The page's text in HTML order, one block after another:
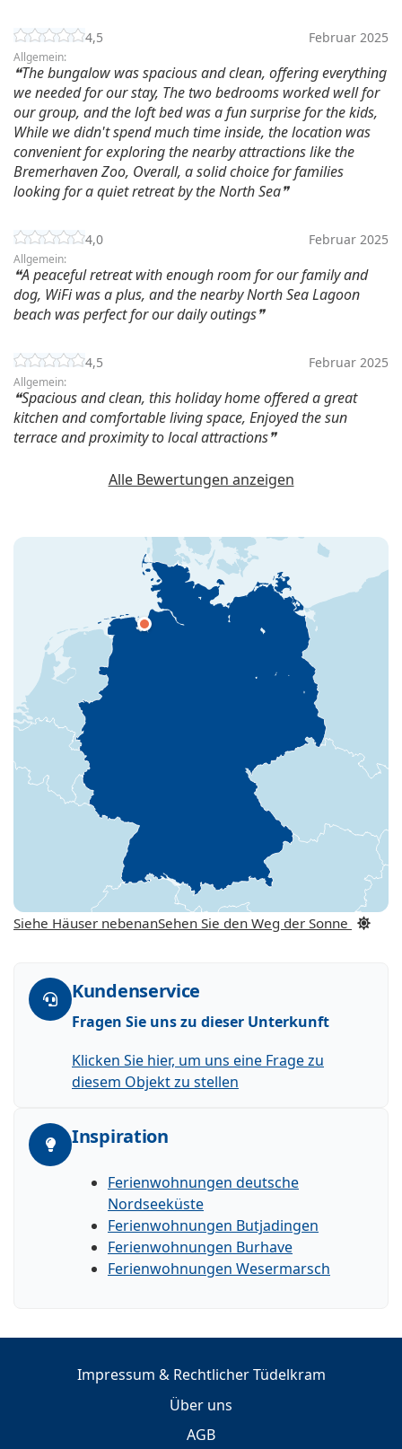
4,5 Februar 2025
Allgemein:
The bungalow was spacious and clean, offering everything
we needed for our stay, The two bedrooms worked well for
our group, and the loft bed was a fun surprise for the kids,
While we didn't spend much time inside, the location was
convenient for exploring the nearby attractions like the
Bremerhaven Zoo, Overall, a solid choice for families
looking for a quiet retreat by the North Sea
4,0 Februar 2025
Allgemein:
A peaceful retreat with enough room for our family and
dog, WiFi was a plus, and the nearby North Sea Lagoon
beach was perfect for our daily outings
4,5 Februar 2025
Allgemein:
Spacious and clean, this holiday home offered a great
kitchen and comfortable living space, Enjoyed the sun
terrace and proximity to local attractions
Alle Bewertungen anzeigen
Siehe Häuser nebenanSehen Sie den Weg der Sonne
Kundenservice
Fragen Sie uns zu dieser Unterkunft
Klicken Sie hier, um uns eine Frage zu
diesem Objekt zu stellen
Inspiration
Ferienwohnungen deutsche
Nordseeküste
Ferienwohnungen Butjadingen
Ferienwohnungen Burhave
Ferienwohnungen Wesermarsch
Impressum & Rechtlicher Tüdelkram
Über uns
AGB